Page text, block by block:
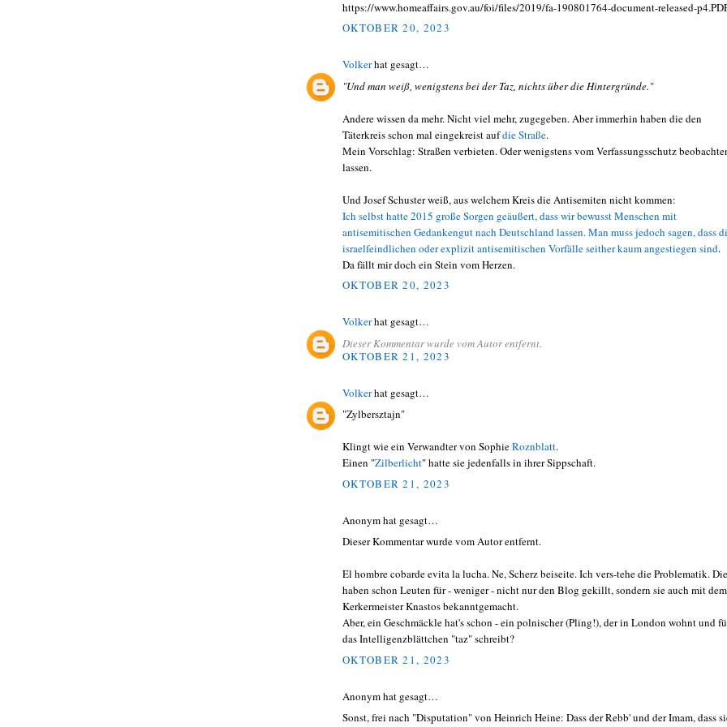
https://www.homeaffairs.gov.au/foi/files/2019/fa-190801764-document-released-
OKTOBER 20, 2023
Volkerhat gesagt…
"Und man weiß, wenigstens bei der Taz, nichts über die Hintergründe."
Andere wissen da mehr. Nicht viel mehr, zugegeben. Aber immerhin haben die den
Täterkreis schon mal eingekreist aufdie Straße.
Mein Vorschlag: Straßen verbieten. Oder wenigstens vom Verfassungsschutz
lassen.
Und Josef Schuster weiß, aus welchem Kreis die Antisemiten nicht kommen:
Ich selbst hatte 2015 große Sorgen geäußert, dass wir bewusst Menschen mit
antisemitischen Gedankengut nach Deutschland lassen. Man muss jedoch sagen, dass
israelfeindlichen oder explizit antisemitischen Vorfälle seither kaum angestiegen sind.
Da fällt mir doch ein Stein vom Herzen.
OKTOBER 20, 2023
Volkerhat gesagt…
Dieser Kommentar wurde vom Autor entfernt.
OKTOBER 21, 2023
Volkerhat gesagt…
"Zylbersztajn"
Klingt wie ein Verwandter von SophieRoznblatt.
Einen "Zilberlicht" hatte sie jedenfalls in ihrer Sippschaft.
OKTOBER 21, 2023
Anonym hat gesagt…
Dieser Kommentar wurde vom Autor entfernt.
El hombre cobarde evita la lucha. Ne, Scherz beiseite. Ich vers-tehe die Problematik. Die
haben schon Leuten für - weniger - nicht nur den Blog gekillt, sondern sie auch mit dem
Kerkermeister Knastos bekanntgemacht.
Aber, ein Geschmäckle hat's schon - ein polnischer (Pling!), der in London wohnt und
das Intelligenzblättchen "taz" schreibt?
OKTOBER 21, 2023
Anonym hat gesagt…
Sonst, frei nach "Disputation" von Heinrich Heine: Dass der Rebb' und der Imam, dass